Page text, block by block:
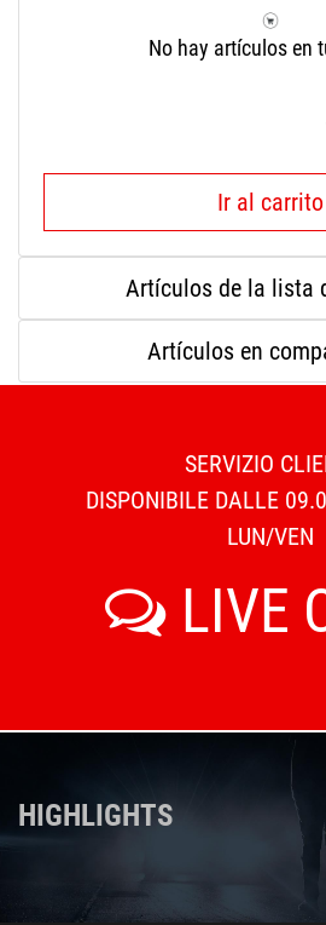
No hay artículos en
Ir al carrito
Artículos de la lista
Artículos en
SERVIZIO
DISPONIBILE DALLE
LUN/VEN
LIVE
HIGHLIGHTS